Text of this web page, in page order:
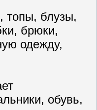
топы, блузы,
брюки,
одежду,
обувь,